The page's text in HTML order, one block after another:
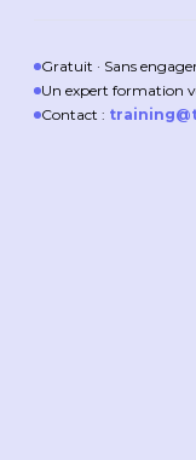
Gratuit · Sans
Un expert formation
Contact :